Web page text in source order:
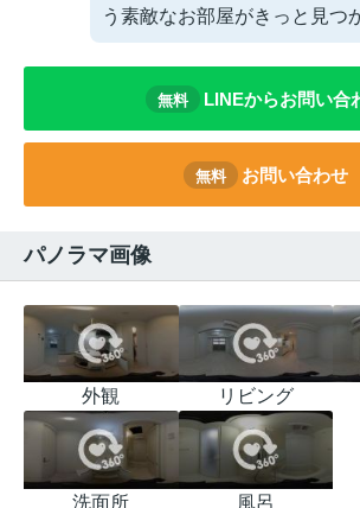
う素敵なお部屋がきっと見つ
無料 LINEからお問い合
無料 お問い合わせ
パノラマ画像
外観 リビング
洗面所 風呂